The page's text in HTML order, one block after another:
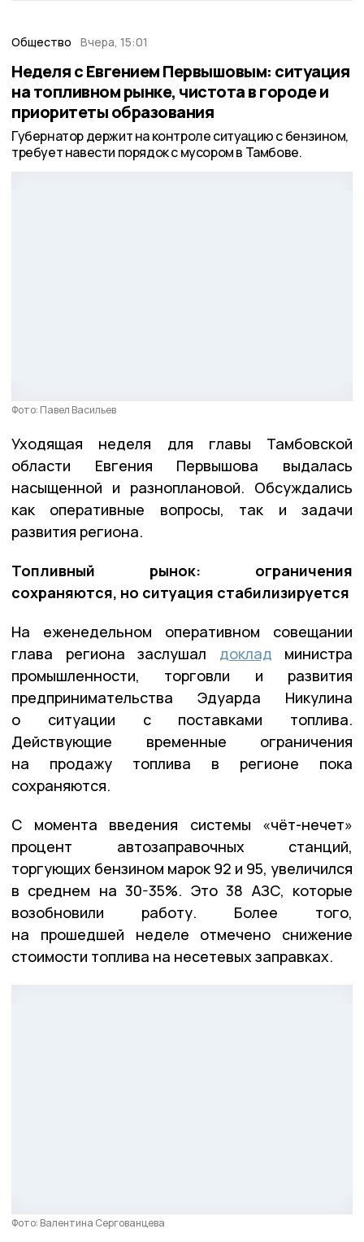
Общество Вчера, 15:01
Неделя с Евгением Первышовым: ситуация
на топливном рынке, чистота в городе и
приоритеты образования
Губернатор держит на контроле ситуацию с бензином,
требует навести порядок с мусором в Тамбове.
Фото: Павел Васильев
Уходящая неделя для главы Тамбовской
области Евгения Первышова выдалась
насыщенной и разноплановой. Обсуждались
как оперативные вопросы, так и задачи
развития региона.
Топливный рынок: ограничения
сохраняются, но ситуация стабилизируется
На еженедельном оперативном совещании
глава региона заслушал доклад министра
промышленности, торговли и развития
предпринимательства Эдуарда Никулина
о ситуации с поставками топлива.
Действующие временные ограничения
на продажу топлива в регионе пока
сохраняются.
С момента введения системы «чёт-нечет»
процент автозаправочных станций,
торгующих бензином марок 92 и 95, увеличился
в среднем на 30-35%. Это 38 АЗС, которые
возобновили работу. Более того,
на прошедшей неделе отмечено снижение
стоимости топлива на несетевых заправках.
Фото: Валентина Сергованцева